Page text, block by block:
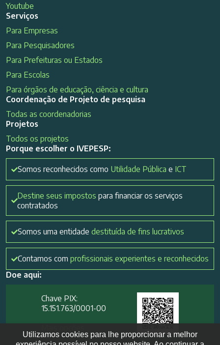
Youtube
Serviços
Para Empresas
Para Pesquisadores
Para Prefeituras ou Estados
Para Escolas
Para órgãos de educação, ciência e cultura
Coordenação de Projeto de pesquisa
Todas as coordenadorias
Projetos
Todos os projetos
Porque escolher o IVEPESP:
Somos reconhecidos como Utilidade Pública e ICT
Destine seus impostos para financiar os serviços
contratados
Somos uma entidade destituída de fins lucrativos
Contamos com profissionais experientes e reconhecidos
Doe aqui:
Chave PIX:
15.151.763/0001-00​
Utilizamos cookies para lhe proporcionar a melhor